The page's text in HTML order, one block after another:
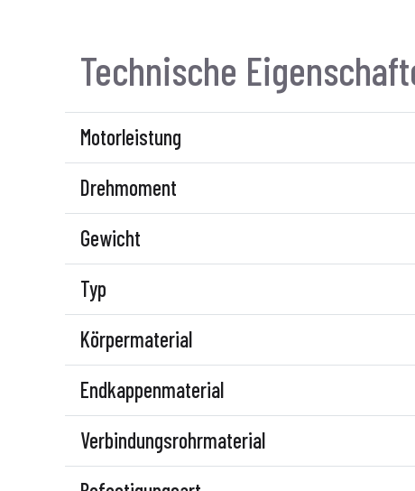
Technische
Motorleistung
Drehmoment
Gewicht
Typ
Körpermaterial
Endkappenmaterial
Verbindungsrohrmaterial